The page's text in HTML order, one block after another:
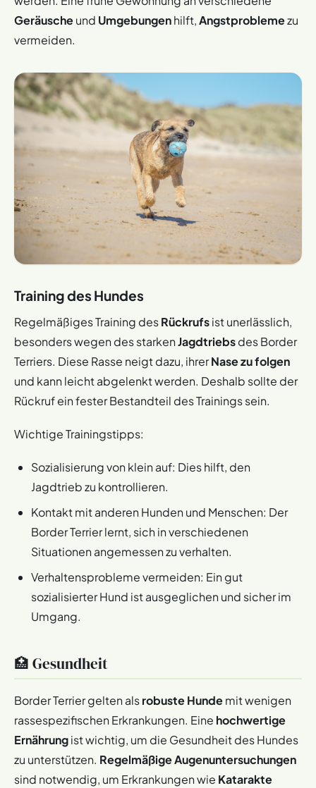
Geräuscheund Umgebungenhilft,Angstproblemezu
vermeiden.
Training des Hundes
Regelmäßiges Training desRückrufsist unerlässlich,
besonders wegen des starkenJagdtriebsdes Border
Terriers. Diese Rasse neigt dazu, ihrerNase zu folgen
und kann leicht abgelenkt werden. Deshalb sollte der
Rückruf ein fester Bestandteil des Trainings sein.
Wichtige Trainingstipps:
Sozialisierung von klein auf: Dies hilft, den
Jagdtrieb zu kontrollieren.
Kontakt mit anderen Hunden und Menschen: Der
Border Terrier lernt, sich in verschiedenen
Situationen angemessen zu verhalten.
Verhaltensprobleme vermeiden: Ein gut
sozialisierter Hund ist ausgeglichen und sicher im
Umgang.
🏥 Gesundheit
Border Terrier gelten alsrobuste Hundemit wenigen
rassespezifischen Erkrankungen. Eine hochwertige
Ernährungist wichtig, um die Gesundheit des Hundes
zu unterstützen. Regelmäßige Augenuntersuchungen
sind notwendig, um Erkrankungen wie Katarakte